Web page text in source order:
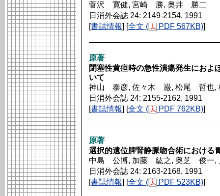
菅沢 寛健, 宮崎 勝, 奥井 勝二
日消外会誌 24: 2149-2154, 1991
[書誌情報] [全文 ( PDF 567KB)]
原著
閉塞性黄疸時の急性潰瘍発生におよ
いて
神山 泰彦, 佐々木 巌, 松尾 哲也
日消外会誌 24: 2155-2162, 1991
[書誌情報] [全文 ( PDF 762KB)]
原著
選択的遠位脾腎静脈吻合術における
中島 公博, 加藤 紘之, 奥芝 俊一
日消外会誌 24: 2163-2168, 1991
[書誌情報] [全文 ( PDF 523KB)]